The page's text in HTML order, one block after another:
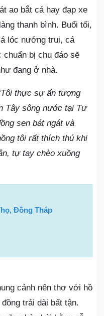
ao bắt cá hay đạp xe
thanh bình. Buổi tối,
lóc nướng trui, cá
bị chu đáo sẽ
đang ở nhà.
thực sự ấn tượng
Tây sông nước tại Tư
sen bát ngát và
tôi rất thích thú khi
tự tay chèo xuồng
Đồng Tháp
cảnh nên thơ với hồ
trải dài bất tận.